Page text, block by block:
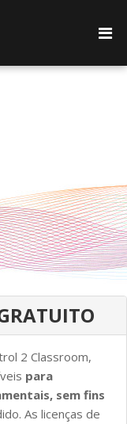
2 Classroom,
para
sem fins
As licenças de